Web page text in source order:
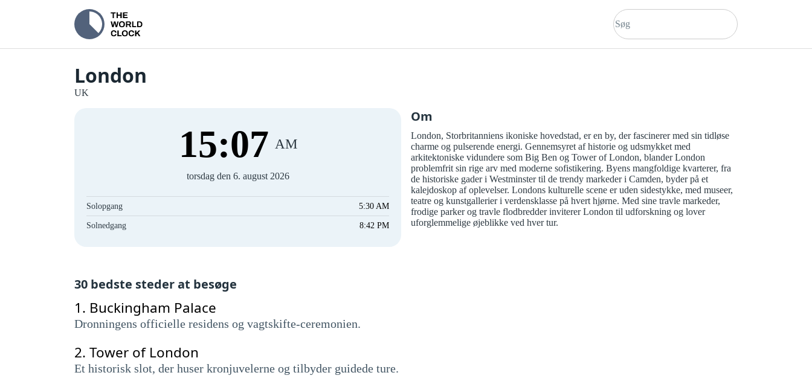
London
UK
15:07 AM
torsdag den 6. august 2026
Solopgang 5:30 AM
Solnedgang 8:42 PM
Om
London, Storbritanniens ikoniske hovedstad, er en by, der fascinerer med sin tidløse
charme og pulserende energi. Gennemsyret af historie og udsmykket med
arkitektoniske vidundere som Big Ben og Tower of London, blander London
problemfrit sin rige arv med moderne sofistikering. Byens mangfoldige kvarterer, fra
de historiske gader i Westminster til de trendy markeder i Camden, byder på et
kalejdoskop af oplevelser. Londons kulturelle scene er uden sidestykke, med museer,
teatre og kunstgallerier i verdensklasse på hvert hjørne. Med sine travle markeder,
frodige parker og travle flodbredder inviterer London til udforskning og lover
uforglemmelige øjeblikke ved hver tur.
30 bedste steder at besøge
1. Buckingham Palace
Dronningens officielle residens og vagtskifte-ceremonien.
2. Tower of London
Et historisk slot, der huser kronjuvelerne og tilbyder guidede ture.